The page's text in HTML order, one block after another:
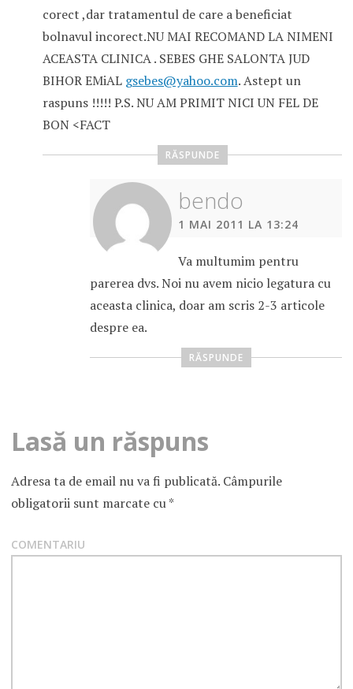
corect ,dar tratamentul de care a beneficiat
bolnavul incorect.NU MAI RECOMAND LA NIMENI
ACEASTA CLINICA . SEBES GHE SALONTA JUD
BIHOR EMiAL gsebes@yahoo.com. Astept un
raspuns !!!!! P.S. NU AM PRIMIT NICI UN FEL DE
BON <FACT
RĂSPUNDE
bendo
1 MAI 2011 LA 13:24
Va multumim pentru
parerea dvs. Noi nu avem nicio legatura cu
aceasta clinica, doar am scris 2-3 articole
despre ea.
RĂSPUNDE
Lasă un răspuns
Adresa ta de email nu va fi publicată.Câmpurile
obligatorii sunt marcate cu*
COMENTARIU